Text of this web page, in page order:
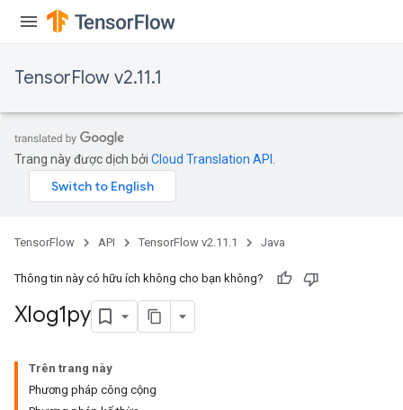
TensorFlow v2.11.1
Trang này được dịch bởi Cloud Translation API
TensorFlow API TensorFlow v2.11.1 Java
Thông tin này có hữu ích không cho bạn không?
Xlog1py
Trên trang này
Phương pháp công cộng